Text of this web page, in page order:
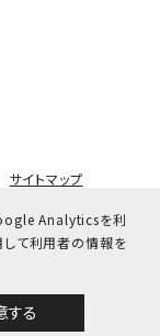
Analyticsを利
て利用者の情報を
する
サイトマップ